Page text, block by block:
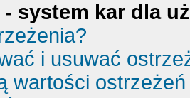
- system kar dla
i usuwać
wartości